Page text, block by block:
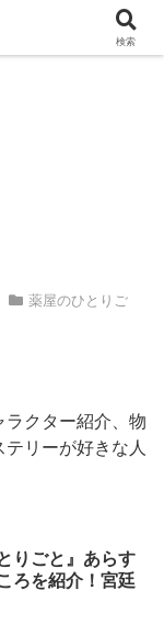
ガックス）
薬屋のひとりご
ラクター紹介、物
リーが好きな人
りごと』あらす
ろを紹介！宮廷
検索